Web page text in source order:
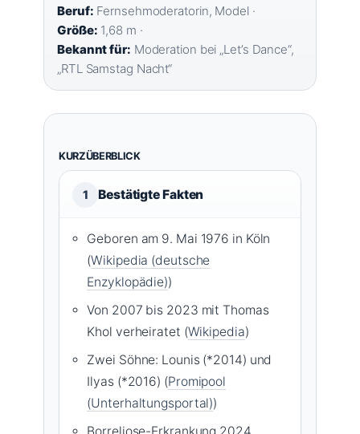
Beruf: Fernsehmoderatorin, Model ·
Größe: 1,68 m ·
Bekannt für: Moderation bei „Let’s Dance“,
„RTL Samstag Nacht“
KURZÜBERBLICK
1 Bestätigte Fakten
Geboren am 9. Mai 1976 in Köln
(Wikipedia (deutsche
Enzyklopädie))
Von 2007 bis 2023 mit Thomas
Khol verheiratet (Wikipedia)
Zwei Söhne: Lounis (*2014) und
Ilyas (*2016) (Promipool
(Unterhaltungsportal))
Borreliose-Erkrankung 2024